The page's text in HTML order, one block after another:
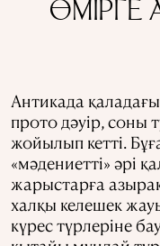
ӨМІРГЕ
Антикада
прото дәуір, соны
жойылып кетті.
«мәдениетті» әрі
жарыстарға
халқы келешек
күрес түрлеріне